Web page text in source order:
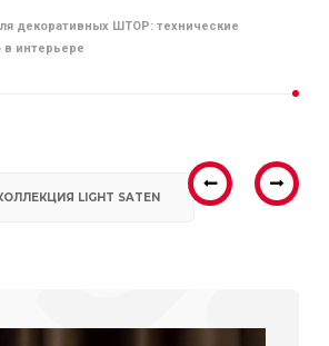
декоративных ШТОР: технические
в интерьере
LIGHT SATEN